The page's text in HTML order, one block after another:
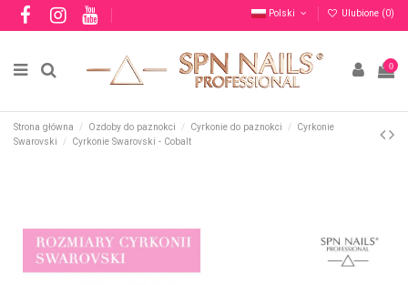
Polski Ulubione (0)
0
Strona główna Ozdoby do paznokci Cyrkonie do paznokci
Cyrkonie
Swarovski
Cyrkonie Swarovski - Cobalt